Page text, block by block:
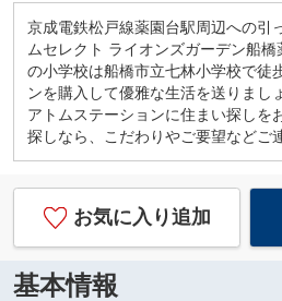
京成電鉄松戸線薬園台駅周辺への引
ムセレクト ライオンズガーデン船
の小学校は船橋市立七林小学校で徒
ンを購入して優雅な生活を送りま
アトムステーションに住まい探しを
探しなら、こだわりやご要望などご
お気に入り追加
基本情報